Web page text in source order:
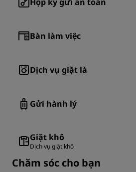
Bàn làm việc
Dịch vụ giặt là
Gửi hành lý
Giặt khô
Dịch vụ giặt khô
Chăm sóc cho bạn